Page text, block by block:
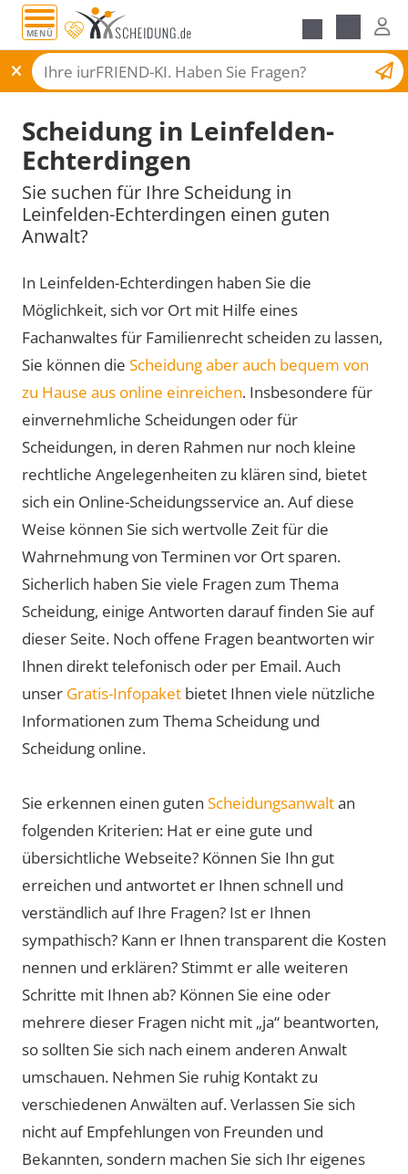
MENÜ
Scheidungsantrag
Scheidung in Leinfelden-
Echterdingen
Sie suchen für Ihre Scheidung in
Leinfelden-Echterdingen einen guten
Anwalt?
In Leinfelden-Echterdingen haben Sie die
Möglichkeit, sich vor Ort mit Hilfe eines
Fachanwaltes für Familienrecht scheiden zu lassen,
Sie können die Scheidung aber auch bequem von
zu Hause aus online einreichen. Insbesondere für
einvernehmliche Scheidungen oder für
Scheidungen, in deren Rahmen nur noch kleine
rechtliche Angelegenheiten zu klären sind, bietet
sich ein Online-Scheidungsservice an. Auf diese
Weise können Sie sich wertvolle Zeit für die
Wahrnehmung von Terminen vor Ort sparen.
Sicherlich haben Sie viele Fragen zum Thema
Scheidung, einige Antworten darauf finden Sie auf
dieser Seite. Noch offene Fragen beantworten wir
Ihnen direkt telefonisch oder per Email. Auch
unser Gratis-Infopaket bietet Ihnen viele nützliche
Informationen zum Thema Scheidung und
Scheidung online.
Sie erkennen einen guten Scheidungsanwaltan
folgenden Kriterien: Hat er eine gute und
übersichtliche Webseite? Können Sie Ihn gut
erreichen und antwortet er Ihnen schnell und
verständlich auf Ihre Fragen? Ist er Ihnen
sympathisch? Kann er Ihnen transparent die Kosten
nennen und erklären? Stimmt er alle weiteren
Schritte mit Ihnen ab? Können Sie eine oder
mehrere dieser Fragen nicht mit „ja“ beantworten,
so sollten Sie sich nach einem anderen Anwalt
umschauen. Nehmen Sie ruhig Kontakt zu
verschiedenen Anwälten auf. Verlassen Sie sich
nicht auf Empfehlungen von Freunden und
Bekannten, sondern machen Sie sich Ihr eigenes